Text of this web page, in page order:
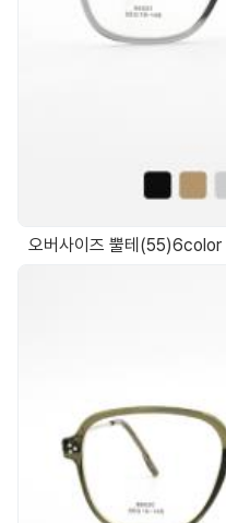
오버사이즈 뿔테